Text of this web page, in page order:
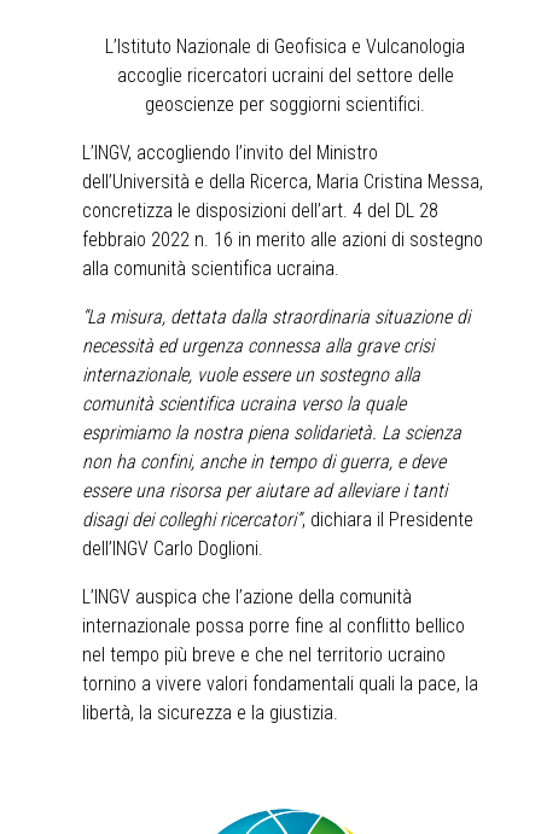
L’Istituto Nazionale di Geofisica e Vulcanologia
accoglie ricercatori ucraini del settore delle
geoscienze per soggiorni scientifici.
L’INGV, accogliendo l’invito del Ministro
dell’Università e della Ricerca, Maria Cristina Messa,
concretizza le disposizioni dell’art. 4 del DL 28
febbraio 2022 n. 16 in merito alle azioni di sostegno
alla comunità scientifica ucraina.
“La misura, dettata dalla straordinaria situazione di
necessità ed urgenza connessa alla grave crisi
internazionale, vuole essere un sostegno alla
comunità scientifica ucraina verso la quale
esprimiamo la nostra piena solidarietà. La scienza
non ha confini, anche in tempo di guerra, e deve
essere una risorsa per aiutare ad alleviare i tanti
disagi dei colleghi ricercatori”, dichiara il Presidente
dell’INGV Carlo Doglioni.
L’INGV auspica che l’azione della comunità
internazionale possa porre fine al conflitto bellico
nel tempo più breve e che nel territorio ucraino
tornino a vivere valori fondamentali quali la pace, la
libertà, la sicurezza e la giustizia.